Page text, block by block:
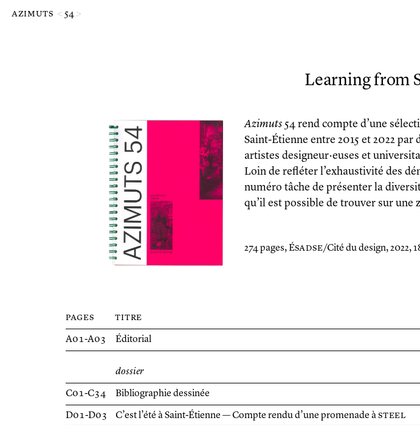
azimuts < 54 >
Learning from
Azimuts54 rend compte d’une
Saint-Étienne entre 2015 et 2022
artistes designeur·euses et
Loin de refléter l’exhaustivité des
numéro tâche de présenter la
qu’il est possible de trouver sur une
274 pages, Ésadse/Cité du design, 2022,
pages titre
A01-A03 Éditorial
dossier
C01-C34 Bibliographie dessinée
D01-D03 C’est l’été à Saint-Étienne — Compte rendu d’une promenade àsteel